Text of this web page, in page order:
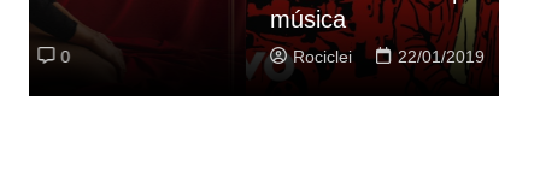
música
Rociclei 22/01/2019 0